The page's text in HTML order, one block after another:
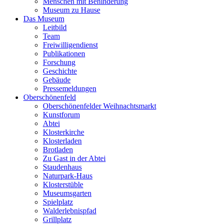
Museum zu Hause
Das Museum
Leitbild
Team
Freiwilligendienst
Publikationen
Forschung
Geschichte
Gebäude
Pressemeldungen
Oberschönenfeld
Oberschönenfelder Weihnachtsmarkt
Kunstforum
Abtei
Klosterkirche
Klosterladen
Brotladen
Zu Gast in der Abtei
Staudenhaus
Naturpark-Haus
Klosterstüble
Museumsgarten
Spielplatz
Walderlebnispfad
Grillplatz